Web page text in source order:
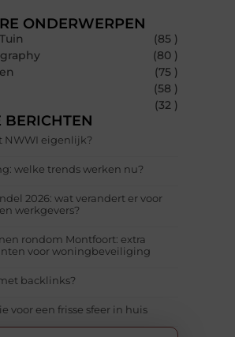
ONDERWERPEN
(85 )
(80 )
(75 )
(58 )
(32 )
BERICHTEN
NWWI eigenlijk?
welke trends werken nu?
2026: wat verandert er voor
werkgevers?
rondom Montfoort: extra
voor woningbeveiliging
backlinks?
voor een frisse sfeer in huis